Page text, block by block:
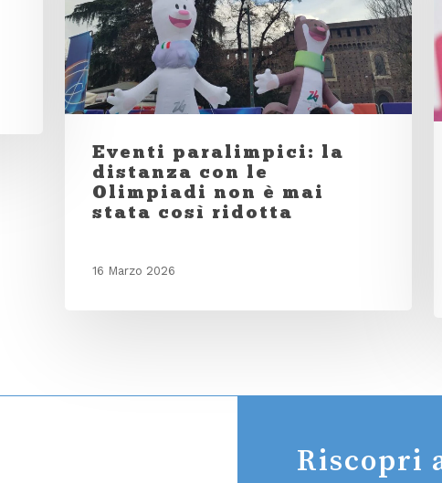
Eventi paralimpici: la
distanza con le
Olimpiadi non è mai
stata così ridotta
16 Marzo 2026
Riscopri